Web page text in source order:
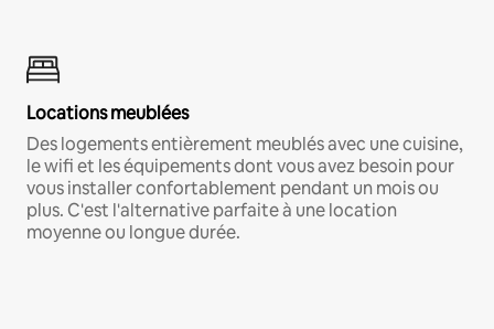
Locations meublées
Des logements entièrement meublés avec une cuisine,
le wifi et les équipements dont vous avez besoin pour
vous installer confortablement pendant un mois ou
plus. C'est l'alternative parfaite à une location
moyenne ou longue durée.